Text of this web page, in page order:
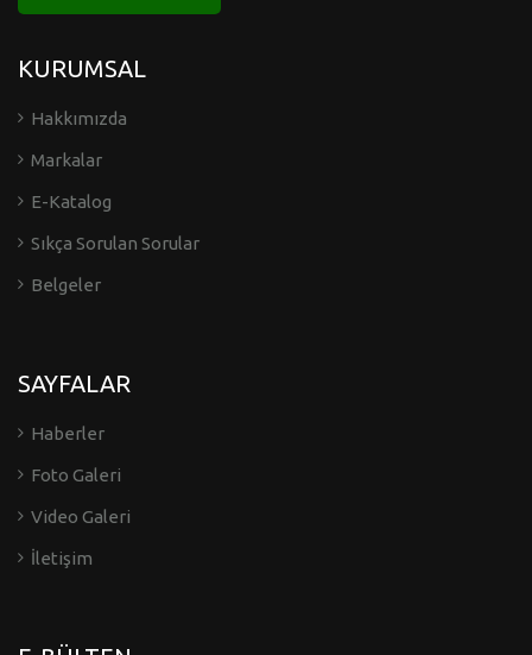
KURUMSAL
Hakkımızda
Markalar
E-Katalog
Sıkça Sorulan Sorular
Belgeler
SAYFALAR
Haberler
Foto Galeri
Video Galeri
İletişim